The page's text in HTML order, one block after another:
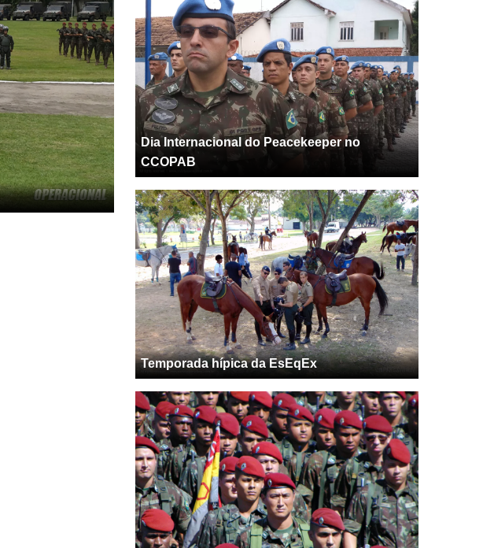
Dia Internacional do Peacekeeper no
CCOPAB
Temporada hípica da EsEqEx